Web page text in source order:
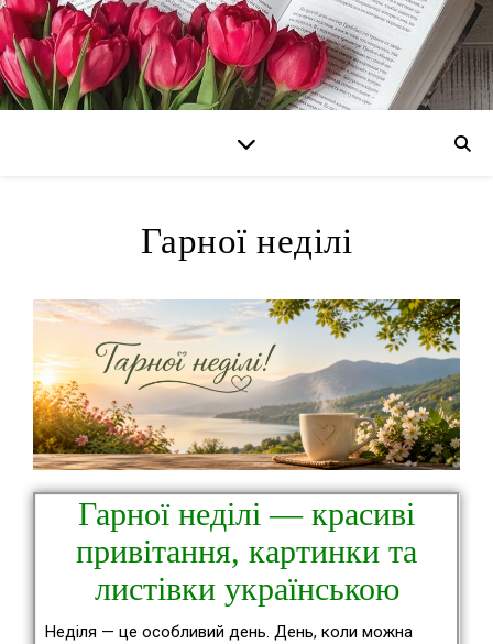
Гарної неділі
Гарної неділі — красиві
привітання, картинки та
листівки українською
Неділя — це особливий день. День, коли можна